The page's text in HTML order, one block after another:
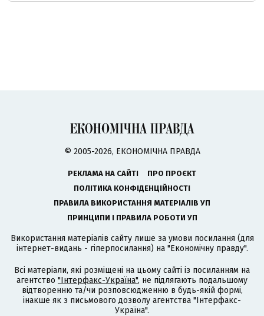
© 2005-2026, ЕКОНОМІЧНА ПРАВДА
РЕКЛАМА НА САЙТІ
ПРО ПРОЄКТ
ПОЛІТИКА КОНФІДЕНЦІЙНОСТІ
ПРАВИЛА ВИКОРИСТАННЯ МАТЕРІАЛІВ УП
ПРИНЦИПИ І ПРАВИЛА РОБОТИ УП
Використання матеріалів сайту лише за умови посилання (для
інтернет-видань - гіперпосилання) на "Економічну правду".
Всі матеріали, які розміщені на цьому сайті із посиланням на
агентство "Інтерфакс-Україна", не підлягають подальшому
відтворенню та/чи розповсюдженню в будь-якій формі,
інакше як з письмового дозволу агентства "Інтерфакс-
Україна".